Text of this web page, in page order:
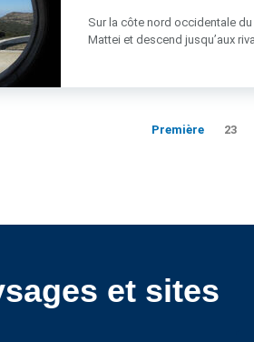
Sur la côte nord occidentale du
Mattei et descend jusqu’aux
Première 23
et sites